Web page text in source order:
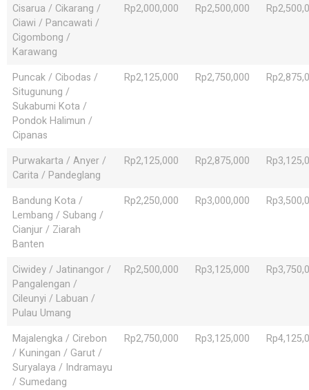
Cisarua / Cikarang /
Ciawi / Pancawati /
Cigombong /
Karawang
Rp2,000,000 Rp2,500,000
Puncak / Cibodas /
Situgunung /
Sukabumi Kota /
Pondok Halimun /
Cipanas
Rp2,125,000 Rp2,750,000
Purwakarta / Anyer /
Carita / Pandeglang
Rp2,125,000 Rp2,875,000
Bandung Kota /
Lembang / Subang /
Cianjur / Ziarah
Banten
Rp2,250,000 Rp3,000,000
Ciwidey / Jatinangor /
Pangalengan /
Cileunyi / Labuan /
Pulau Umang
Rp2,500,000 Rp3,125,000
Majalengka / Cirebon
/ Kuningan / Garut /
Suryalaya / Indramayu
/ Sumedang
Rp2,750,000 Rp3,125,000